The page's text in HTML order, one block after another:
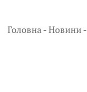
Головна-Новини-